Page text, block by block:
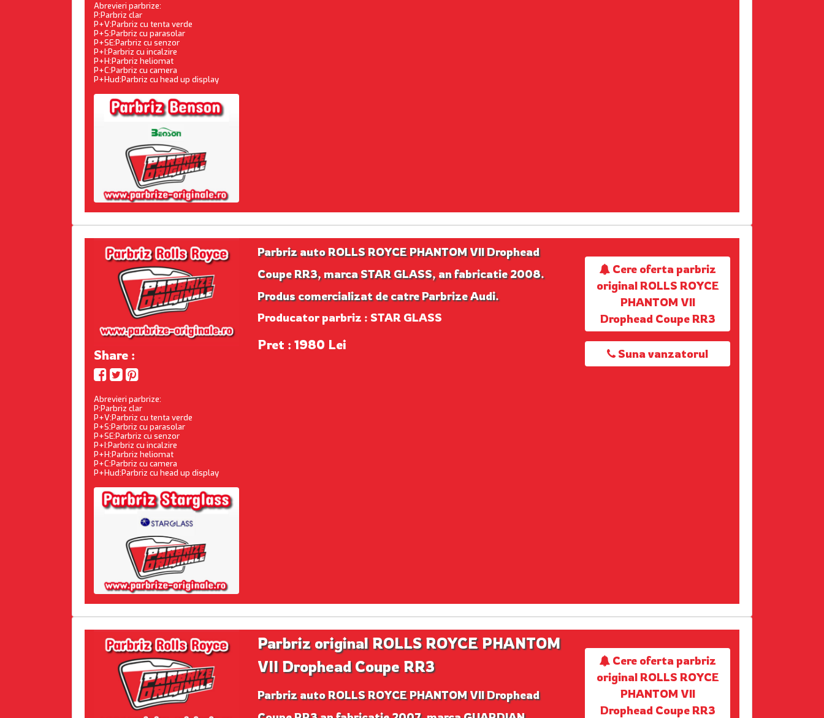
Abrevieri parbrize:
P:Parbriz clar
P+V:Parbriz cu tenta verde
P+S:Parbriz cu parasolar
P+SE:Parbriz cu senzor
P+I:Parbriz cu incalzire
P+H:Parbriz heliomat
P+C:Parbriz cu camera
P+Hud:Parbriz cu head up display
Share :
Abrevieri parbrize:
P:Parbriz clar
P+V:Parbriz cu tenta verde
P+S:Parbriz cu parasolar
P+SE:Parbriz cu senzor
P+I:Parbriz cu incalzire
P+H:Parbriz heliomat
P+C:Parbriz cu camera
P+Hud:Parbriz cu head up display
Parbriz auto ROLLS ROYCE PHANTOM VII Drophead
Coupe RR3, marca STAR GLASS, an fabricatie 2008.
Produs comercializat de catre Parbrize Audi.
Producator parbriz : STAR GLASS
Pret : 1980 Lei
Cere oferta parbriz
original ROLLS ROYCE
PHANTOM VII
Drophead Coupe RR3
Suna vanzatorul
Parbriz original ROLLS ROYCE PHANTOM
VII Drophead Coupe RR3
Parbriz auto ROLLS ROYCE PHANTOM VII Drophead
Cere oferta parbriz
original ROLLS ROYCE
PHANTOM VII
Drophead Coupe RR3